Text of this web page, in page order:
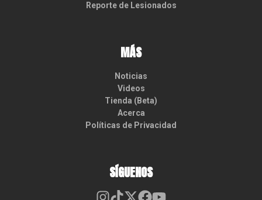
Reporte de Lesionados
MÁS
Noticias
Videos
Tienda (Beta)
Acerca
Políticas de Privacidad
SÍGUENOS